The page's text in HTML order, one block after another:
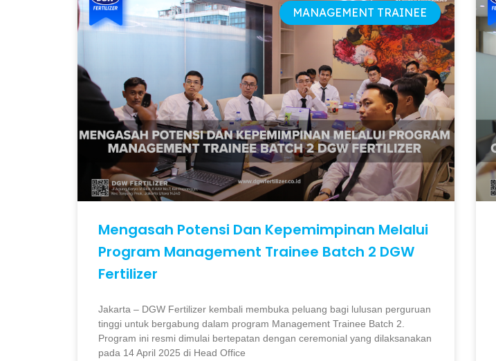
MANAGEMENT TRAINEE
Mengasah Potensi Dan Kepemimpinan Melalui
Program Management Trainee Batch 2 DGW
Fertilizer
Jakarta – DGW Fertilizer kembali membuka peluang bagi lulusan perguruan
tinggi untuk bergabung dalam program Management Trainee Batch 2.
Program ini resmi dimulai bertepatan dengan ceremonial yang dilaksanakan
pada 14 April 2025 di Head Office